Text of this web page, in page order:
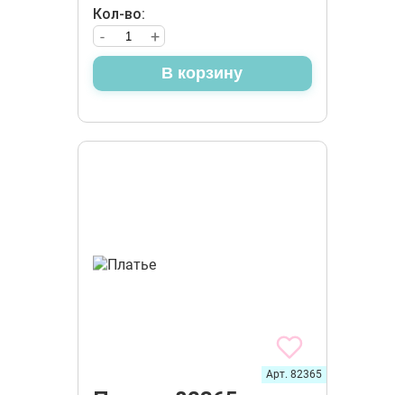
Кол-во:
+
-
В корзину
Арт. 82365